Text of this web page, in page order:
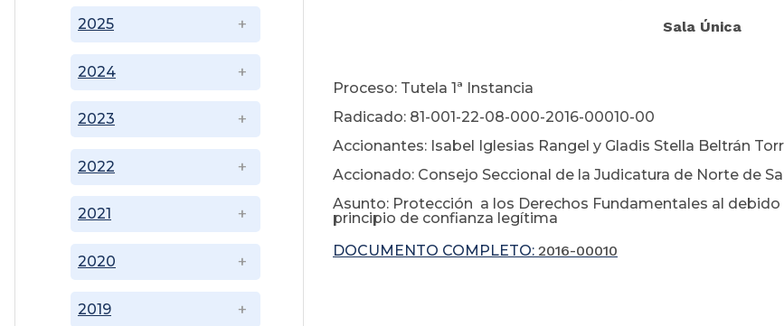
2019
2020
2021
2022
2023
2024
2025 Sala Única
Proceso: Tutela 1ª Instancia
Radicado: 81-001-22-08-000-2016-00010-00
Accionantes: Isabel Iglesias Rangel y Gladis Stella Beltrán
Accionado: Consejo Seccional de la Judicatura de Norte de
Asunto: Protección a los Derechos Fundamentales al
principio de confianza legítima
DOCUMENTO COMPLETO: 2016-00010